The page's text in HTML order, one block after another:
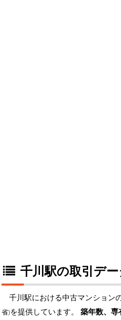
千川駅の取引デ
千川駅における中古マンション
省)を提供しています。 築年数、専